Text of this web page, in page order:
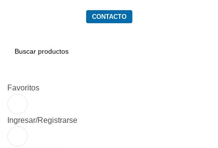
CONTACTO
Favoritos
Ingresar/Registrarse